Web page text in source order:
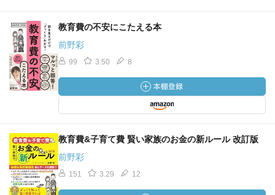
教育費の不安にこたえる本
前野彩
99 3.50 8
教育費&子育て費 賢い家族のお金の新ルール 改訂版
前野彩
151 3.29 12